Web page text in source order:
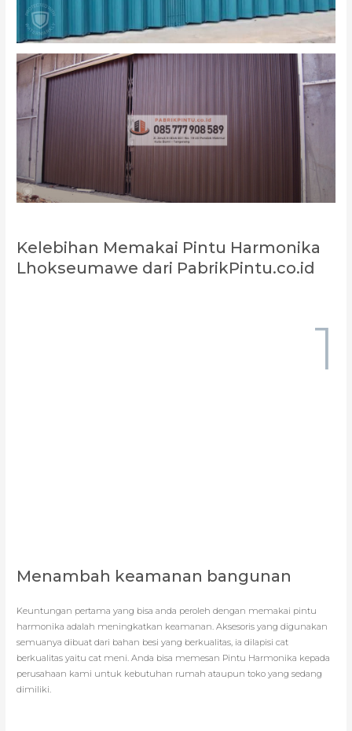
Kelebihan Memakai Pintu Harmonika
Lhokseumawe dari PabrikPintu.co.id
1
Menambah keamanan bangunan
Keuntungan pertama yang bisa anda peroleh dengan memakai pintu
harmonika adalah meningkatkan keamanan. Aksesoris yang digunakan
semuanya dibuat dari bahan besi yang berkualitas, ia dilapisi cat
berkualitas yaitu cat meni. Anda bisa memesan Pintu Harmonika kepada
perusahaan kami untuk kebutuhan rumah ataupun toko yang sedang
dimiliki.